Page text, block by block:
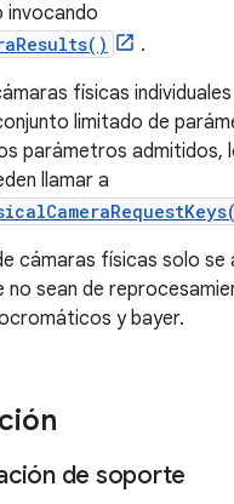
.
físicas
limitado de
parámetros admitidos,
llamar a
cámaras físicas solo se
no sean de
y bayer.
de soporte